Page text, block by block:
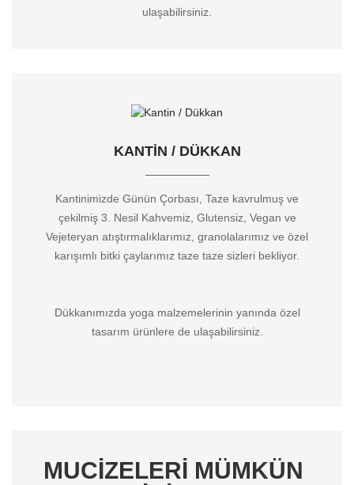
ulaşabilirsiniz.
KANTIN / DÜKKAN
Kantinimizde Günün Çorbası, Taze kavrulmuş ve
çekilmiş 3. Nesil Kahvemiz, Glutensiz, Vegan ve
Vejeteryan atıştırmalıklarımız, granolalarımız ve özel
karışımlı bitki çaylarımız taze taze sizleri bekliyor.
Dükkanımızda yoga malzemelerinin yanında özel
tasarım ürünlere de ulaşabilirsiniz.
MUCIZELERI MÜMKÜN